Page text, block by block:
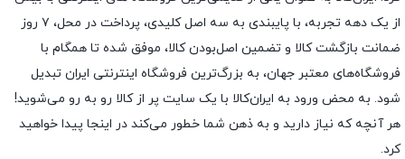
از یک دهه تجربه، با پایبندی به سه اصل کلیدی، پرداخت در محل، ۷ روز
ضمانت بازگشت کالا و تضمین اصل‌بودن کالا، موفق شده تا همگام با
فروشگاه‌های معتبر جهان، به بزرگ‌ترین فروشگاه اینترنتی ایران تبدیل
شود. به محض ورود به ایران‌کالا با یک سایت پر از کالا رو به رو می‌شوید!
هر آنچه که نیاز دارید و به ذهن شما خطور می‌کند در اینجا پیدا خواهید
کرد.